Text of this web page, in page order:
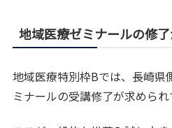
地域医療ゼミナールの修
地域医療特別枠Bでは、長崎県
ミナールの受講修了が求められ